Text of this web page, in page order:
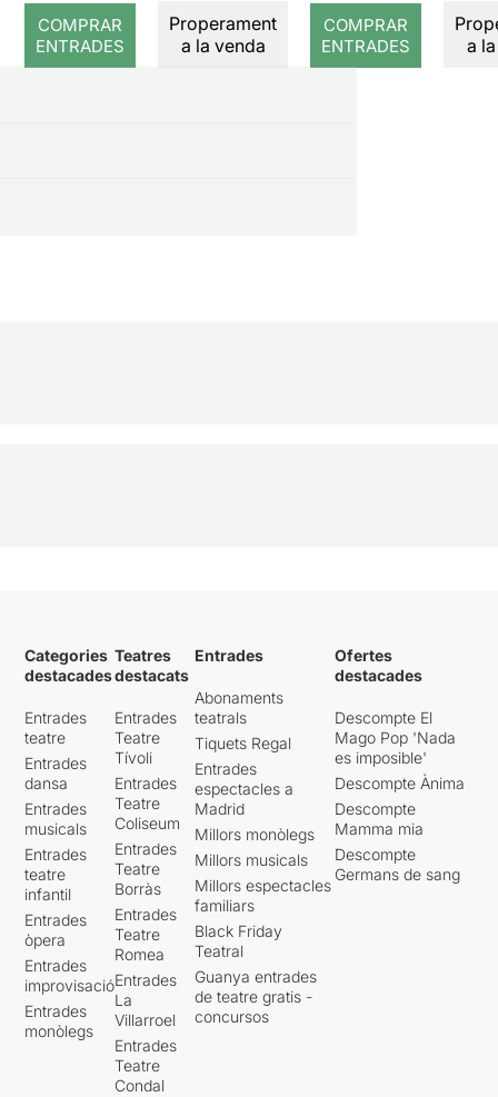
COMPRAR
ENTRADES
Properament
a la venda
arab
COMPRAR
ENTRADES
a
Categories
destacades
Entrades
teatre
Entrades
dansa
Entrades
musicals
Entrades
teatre
infantil
Entrades
òpera
Entrades
improvisació
Entrades
monòlegs
Teatres
destacats
Entrades
Teatre
Tívoli
Entrades
Teatre
Coliseum
Entrades
Teatre
Borràs
Entrades
Teatre
Romea
Entrades
La
Villarroel
Entrades
Teatre
Condal
Entrades
Abonaments
teatrals
Tiquets Regal
Entrades
espectacles a
Madrid
Millors monòlegs
Millors musicals
Millors espectacles
familiars
Black Friday
Teatral
Guanya entrades
de teatre gratis -
concursos
Ofertes
destacades
Descompte El
Mago Pop 'Nada
es imposible'
Descompte Ànima
Descompte
Mamma mia
Descompte
Germans de sang